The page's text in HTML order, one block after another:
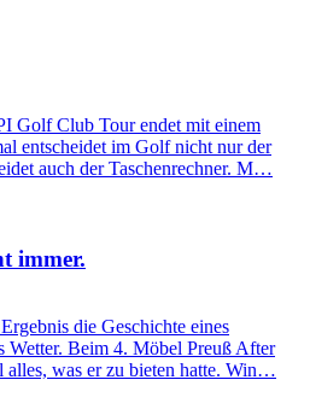
Golf Club Tour endet mit einem
entscheidet im Golf nicht nur der
auch der Taschenrechner. M…
immer.
die Geschichte eines
Wetter. Beim 4. Möbel Preuß After
was er zu bieten hatte. Win…